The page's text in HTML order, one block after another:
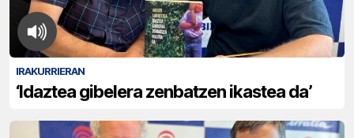
IRAKURRIERAN
‘Idaztea gibelera zenbatzen ikastea da’